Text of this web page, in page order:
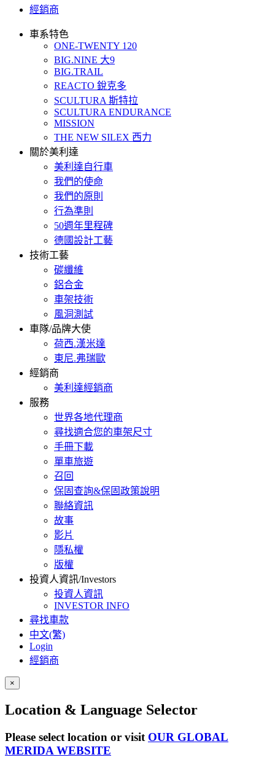
經銷商
車系特色
ONE-TWENTY 120
BIG.NINE 大9
BIG.TRAIL
REACTO 銳克多
SCULTURA 斯特拉
SCULTURA ENDURANCE
MISSION
THE NEW SILEX 西力
關於美利達
美利達自行車
我們的使命
我們的原則
行為準則
50週年里程碑
德國設計工藝
技術工藝
碳纖維
鋁合金
車架技術
風洞測試
車隊/品牌大使
荷西.漢米達
東尼.弗瑞歐
經銷商
美利達經銷商
服務
世界各地代理商
尋找適合您的車架尺寸
手冊下載
單車旅遊
召回
保固查詢&保固政策說明
聯絡資訊
故事
影片
隱私權
版權
投資人資訊/Investors
投資人資訊
INVESTOR INFO
尋找車款
中文(繁)
Login
經銷商
×
Location & Language Selector
Please select location or visit OUR GLOBAL
MERIDA WEBSITE